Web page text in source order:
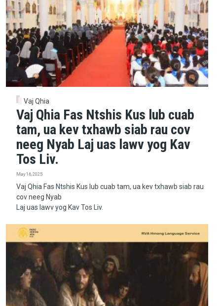
Vaj Qhia
Vaj Qhia Fas Ntshis Kus lub cuab
tam, ua kev txhawb siab rau cov
neeg Nyab Laj uas lawv yog Kav
Tos Liv.
May 16, 2025
Vaj Qhia Fas Ntshis Kus lub cuab tam, ua kev txhawb siab rau
cov neeg Nyab
Laj uas lawv yog Kav Tos Liv.